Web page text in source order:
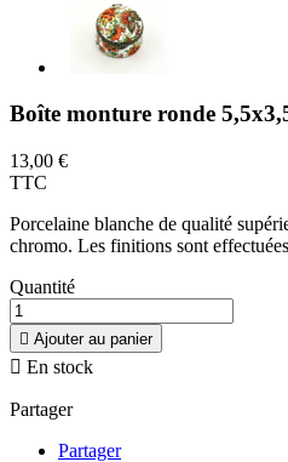
Boîte monture ronde
13,00 €
TTC
Porcelaine blanche de qualité
chromo. Les finitions sont
Quantité
 Ajouter au panier
 En stock
Partager
Partager